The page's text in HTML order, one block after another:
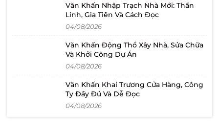
Văn Khấn Nhập Trạch Nhà Mới: Thần
Linh, Gia Tiên Và Cách Đọc
04/08/2026
Văn Khấn Động Thổ Xây Nhà, Sửa Chữa
Và Khởi Công Dự Án
04/08/2026
Văn Khấn Khai Trương Cửa Hàng, Công
Ty Đầy Đủ Và Dễ Đọc
04/08/2026